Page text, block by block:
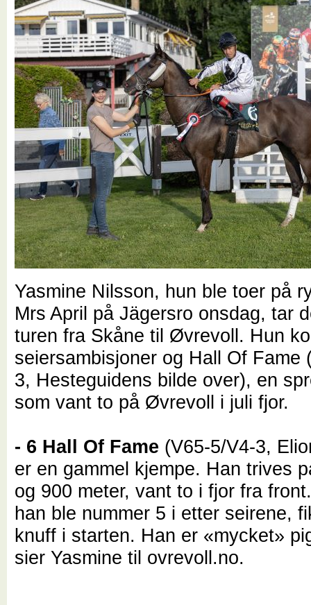
Yasmine Nilsson, hun ble toer på
Mrs April på Jägersro onsdag, tar
turen fra Skåne til Øvrevoll. Hun
seiersambisjoner og Hall Of Fame
3, Hesteguidens bilde over), en
som vant to på Øvrevoll i juli fjor.
- 6 Hall Of Fame (V65-5/V4-3,
er en gammel kjempe. Han trives
og 900 meter, vant to i fjor fra
han ble nummer 5 i etter seirene,
knuff i starten. Han er «mycket»
sier Yasmine til ovrevoll.no.